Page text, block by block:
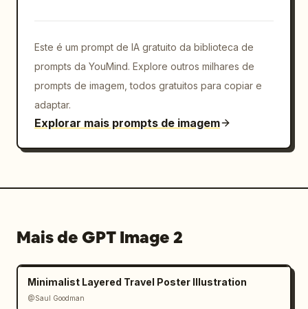
Este é um prompt de IA gratuito da biblioteca de
prompts da YouMind. Explore outros milhares de
prompts de imagem, todos gratuitos para copiar e
adaptar.
Explorar mais prompts de imagem
Mais de GPT Image 2
Minimalist Layered Travel Poster Illustration
@Saul Goodman